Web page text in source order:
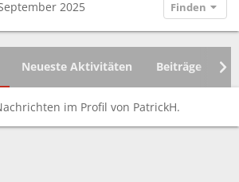
2025 Finden
Neueste Aktivitäten Beiträge
im Profil von PatrickH.